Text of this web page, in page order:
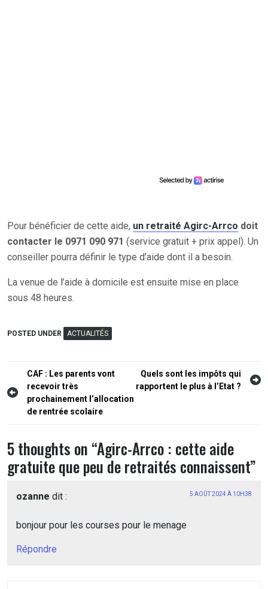
Pour bénéficier de cette aide, un retraité Agirc-Arrco doit
contacter le 0971 090 971 (service gratuit + prix appel). Un
conseiller pourra définir le type d’aide dont il a besoin.
La venue de l’aide à domicile est ensuite mise en place
sous 48 heures.
POSTED UNDER ACTUALITÉS
Navigation
de
l’article
CAF : Les parents vont
recevoir très
prochainement l’allocation
de rentrée scolaire
Quels sont les impôts qui
rapportent le plus à l’Etat ?
5 thoughts on “Agirc-Arrco : cette aide
gratuite que peu de retraités connaissent”
ozanne dit : 5 AOÛT 2024 À 10H38
bonjour pour les courses pour le menage
Répondre